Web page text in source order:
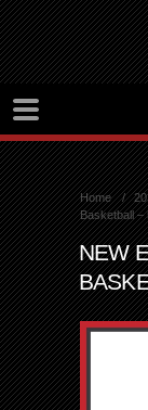
Home
Basketball –
NEW